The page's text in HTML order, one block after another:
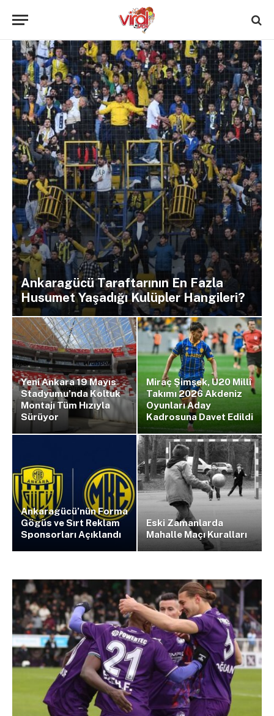
Ankaragücü Taraftarının En Fazla
Husumet Yaşadığı Kulüpler Hangileri?
Yeni Ankara 19 Mayıs
Stadyumu’nda Koltuk
Montajı Tüm Hızıyla
Sürüyor
Miraç Şimşek, U20 Millî
Takımı 2026 Akdeniz
Oyunları Aday
Kadrosuna Davet Edildi
Ankaragücü’nün Forma
Gögüs ve Sırt Reklam
Sponsorları Açıklandı
Eski Zamanlarda
Mahalle Maçı Kuralları